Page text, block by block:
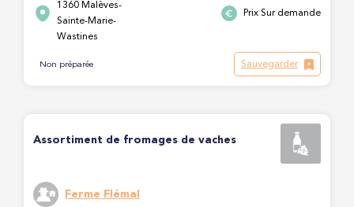
1360 Malèves-
Sainte-Marie-
Wastines
Prix Sur demande
Non préparée Sauvegarder
Assortiment de fromages de vaches
Ferme Flémal